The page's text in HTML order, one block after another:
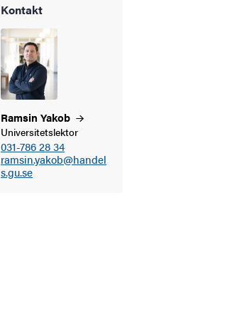
Kontakt
Ramsin Yakob
Universitetslektor
031-786 28 34
ramsin.yakob@handel
s.gu.se